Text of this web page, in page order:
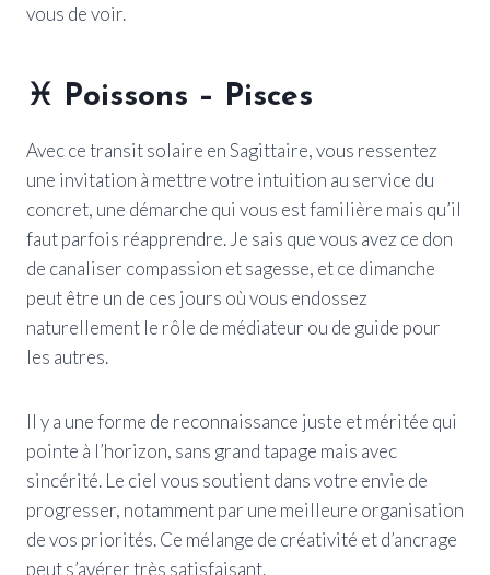
vous de voir.
♓ Poissons – Pisces
Avec ce transit solaire en Sagittaire, vous ressentez
une invitation à mettre votre intuition au service du
concret, une démarche qui vous est familière mais qu’il
faut parfois réapprendre. Je sais que vous avez ce don
de canaliser compassion et sagesse, et ce dimanche
peut être un de ces jours où vous endossez
naturellement le rôle de médiateur ou de guide pour
les autres.
Il y a une forme de reconnaissance juste et méritée qui
pointe à l’horizon, sans grand tapage mais avec
sincérité. Le ciel vous soutient dans votre envie de
progresser, notamment par une meilleure organisation
de vos priorités. Ce mélange de créativité et d’ancrage
peut s’avérer très satisfaisant.